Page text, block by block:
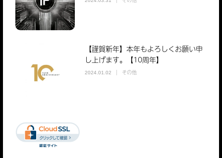
【謹賀新年】本年もよろしくお願い申
し上げます。【10周年】
2024.01.02 その他